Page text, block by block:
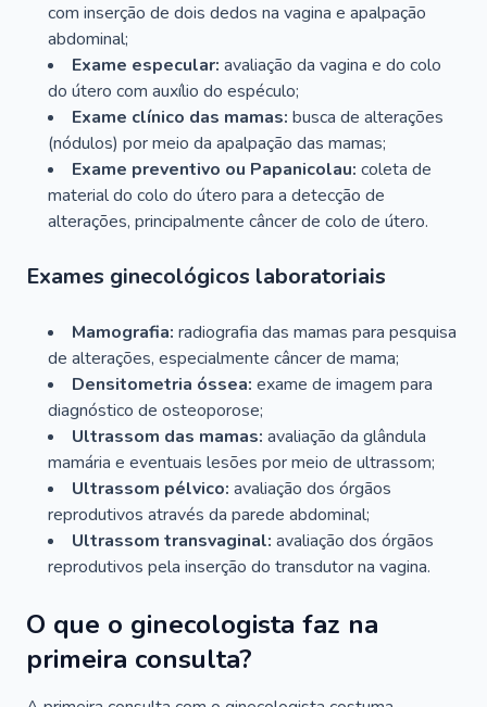
com inserção de dois dedos na vagina e apalpação
abdominal;
Exame especular: avaliação da vagina e do colo
do útero com auxílio do espéculo;
Exame clínico das mamas: busca de alterações
(nódulos) por meio da apalpação das mamas;
Exame preventivo ou Papanicolau: coleta de
material do colo do útero para a detecção de
alterações, principalmente câncer de colo de útero.
Exames ginecológicos laboratoriais
Mamografia: radiografia das mamas para pesquisa
de alterações, especialmente câncer de mama;
Densitometria óssea: exame de imagem para
diagnóstico de osteoporose;
Ultrassom das mamas: avaliação da glândula
mamária e eventuais lesões por meio de ultrassom;
Ultrassom pélvico: avaliação dos órgãos
reprodutivos através da parede abdominal;
Ultrassom transvaginal: avaliação dos órgãos
reprodutivos pela inserção do transdutor na vagina.
O que o ginecologista faz na
primeira consulta?